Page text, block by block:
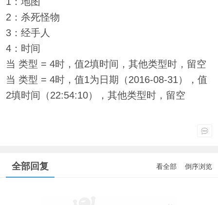
2：杀死怪物
3：经手人
4：时间
当 类型 = 4时，值2填时间，其他类型时，留空
当 类型 = 4时，值1为日期（2016-08-31），值
2填时间（22:54:10），其他类型时，留空
全部回复 看全部 倒序浏览